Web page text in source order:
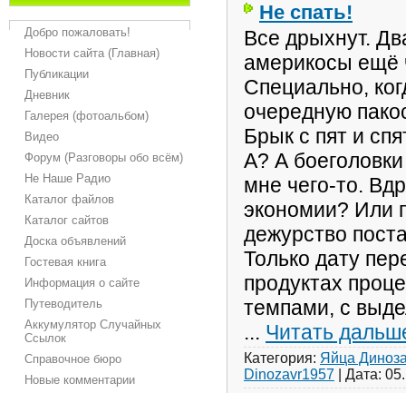
Добро пожаловать!
Новости сайта (Главная)
Публикации
Дневник
Галерея (фотоальбом)
Видео
Форум (Разговоры обо всём)
Не Наше Радио
Каталог файлов
Каталог сайтов
Доска объявлений
Гостевая книга
Информация о сайте
Путеводитель
Аккумулятор Случайных
Ссылок
Справочное бюро
Новые комментарии
Не спать!
Все дрыхнут.
америкосы ещё
Специально,
очередную
Брык с пят и
А? А
мне чего-то.
экономии? Или
дежурство
Только дату
продуктах
темпами, с
... Читать
Категория: Яйца
Dinozavr1957
Дата: